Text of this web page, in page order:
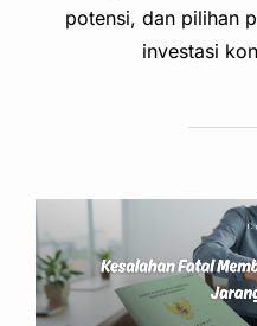
potensi, dan pilihan
investasi